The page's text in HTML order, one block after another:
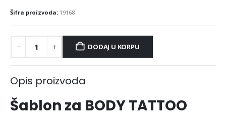
Šifra proizvoda: 19168
DODAJ U KORPU
Opis proizvoda
Šablon za BODY TATTOO